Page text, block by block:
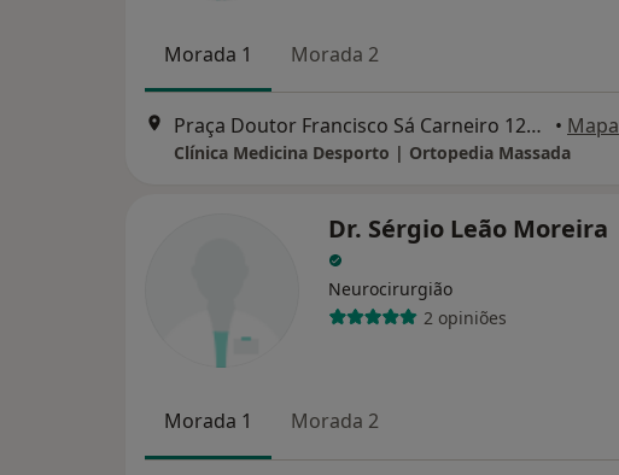
Morada 1 Morada 2
Praça Doutor Francisco Sá Carneiro 125, Porto • Mapa
Clínica Medicina Desporto | Ortopedia Massada
Dr. Sérgio Leão Moreira
Neurocirurgião
2 opiniões
Morada 1 Morada 2